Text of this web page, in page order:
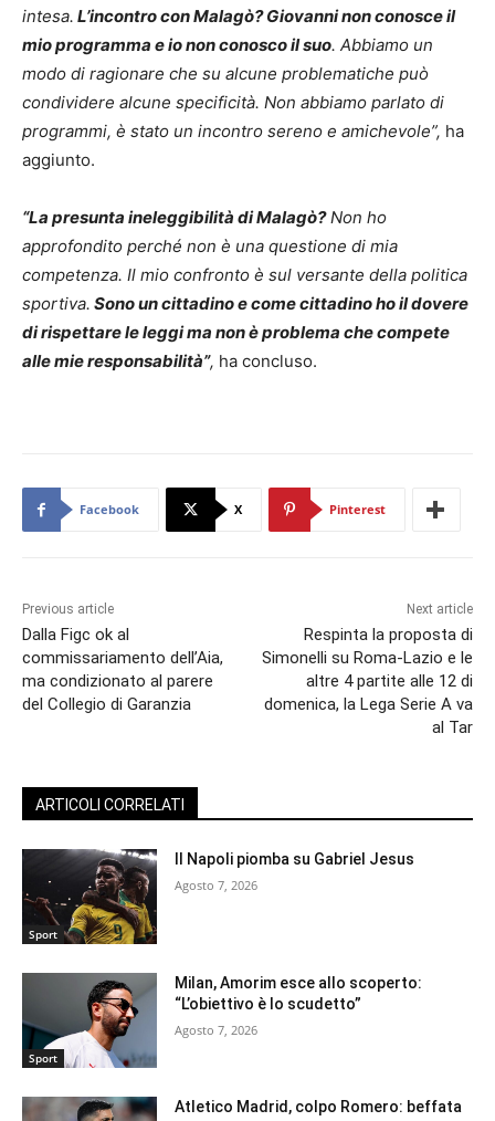
intesa. L’incontro con Malagò? Giovanni non conosce il
mio programma e io non conosco il suo. Abbiamo un
modo di ragionare che su alcune problematiche può
condividere alcune specificità. Non abbiamo parlato di
programmi, è stato un incontro sereno e amichevole”, ha
aggiunto.
“La presunta ineleggibilità di Malagò?Non ho
approfondito perché non è una questione di mia
competenza. Il mio confronto è sul versante della politica
sportiva. Sono un cittadino e come cittadino ho il dovere
di rispettare le leggi ma non è problema che compete
alle mie responsabilità”, ha concluso.
Facebook X Pinterest
Previous article
Dalla Figc ok al
commissariamento dell’Aia,
ma condizionato al parere
del Collegio di Garanzia
Next article
Respinta la proposta di
Simonelli su Roma-Lazio e le
altre 4 partite alle 12 di
domenica, la Lega Serie A va
al Tar
ARTICOLI CORRELATI
Sport
Il Napoli piomba su Gabriel Jesus
Agosto 7, 2026
Sport
Milan, Amorim esce allo scoperto:
“L’obiettivo è lo scudetto”
Agosto 7, 2026
Atletico Madrid, colpo Romero: beffata